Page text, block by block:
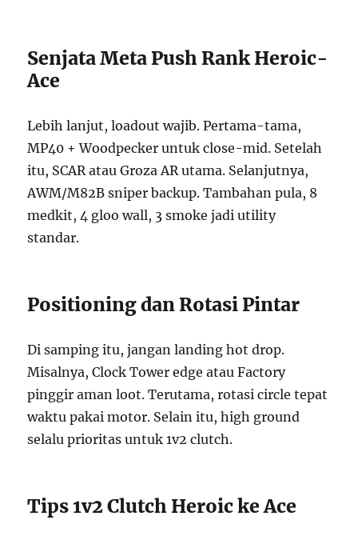
Senjata Meta Push Rank Heroic-
Ace
Lebih lanjut, loadout wajib. Pertama-tama,
MP40 + Woodpecker untuk close-mid. Setelah
itu, SCAR atau Groza AR utama. Selanjutnya,
AWM/M82B sniper backup. Tambahan pula, 8
medkit, 4 gloo wall, 3 smoke jadi utility
standar.
Positioning dan Rotasi Pintar
Di samping itu, jangan landing hot drop.
Misalnya, Clock Tower edge atau Factory
pinggir aman loot. Terutama, rotasi circle tepat
waktu pakai motor. Selain itu, high ground
selalu prioritas untuk 1v2 clutch.
Tips 1v2 Clutch Heroic ke Ace